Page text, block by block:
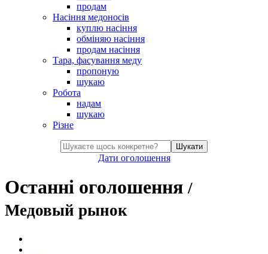
продам
Насіння медоносів
куплю насіння
обміняю насіння
продам насіння
Тара, фасування меду
пропоную
шукаю
Робота
надам
шукаю
Різне
Шукати
Дати оголошення
Останні оголошення/
Медовый рынок